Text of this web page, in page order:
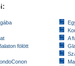
fölött
A